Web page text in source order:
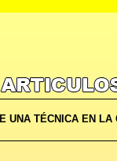
UNA TÉCNICA EN LA